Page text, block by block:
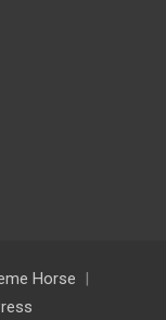
Horse